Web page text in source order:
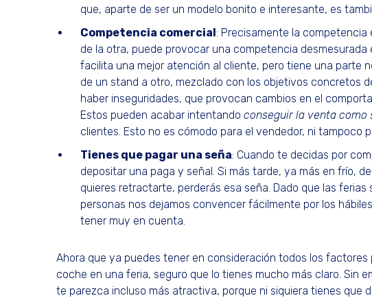
que, aparte de ser un modelo bonito e interesante, es
Competencia comercial: Precisamente la
de la otra, puede provocar una competencia
facilita una mejor atención al cliente, pero tiene una parte
de un stand a otro, mezclado con los objetivos concretos
haber inseguridades, que provocan cambios en el
Estos pueden acabar intentando conseguir la venta como
clientes. Esto no es cómodo para el vendedor, ni tampoco
Tienes que pagar una seña: Cuando te decidas por
depositar una paga y señal. Si más tarde, ya más en frío,
quieres retractarte, perderás esa seña. Dado que las
personas nos dejamos convencer fácilmente por los
tener muy en cuenta.
Ahora que ya puedes tener en consideración todos los
coche en una feria, seguro que lo tienes mucho más claro. Sin
te parezca incluso más atractiva, porque ni siquiera tienes que